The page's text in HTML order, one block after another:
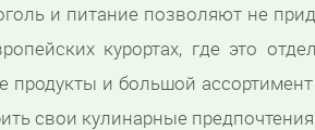
и питание позволяют не
курортах, где это
продукты и большой
свои кулинарные